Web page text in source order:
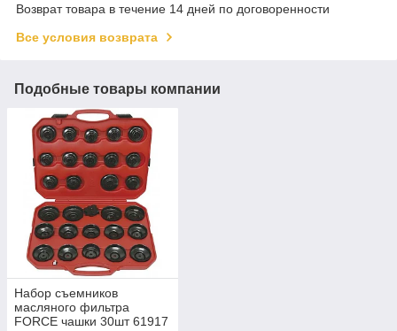
Возврат товара в течение 14 дней по договоренности
Все условия возврата
Подобные товары компании
Набор съемников
масляного фильтра
FORCE чашки 30шт 61917